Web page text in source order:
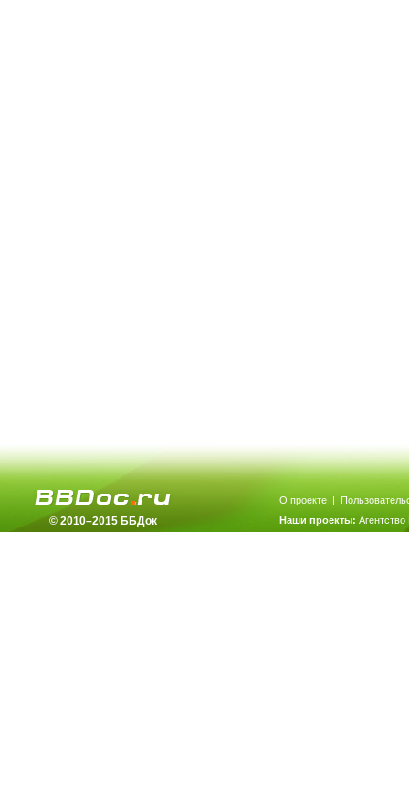
© 2010–2015 ББДок
О проекте |
Наши проекты: